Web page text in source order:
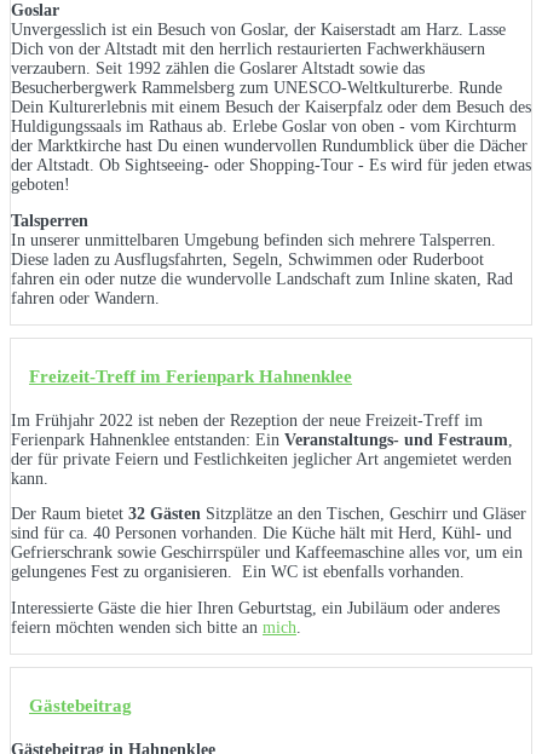
Goslar
Unvergesslich ist ein Besuch von Goslar, der Kaiserstadt am Harz. Lasse
Dich von der Altstadt mit den herrlich restaurierten Fachwerkhäusern
verzaubern. Seit 1992 zählen die Goslarer Altstadt sowie das
Besucherbergwerk Rammelsberg zum UNESCO-Weltkulturerbe. Runde
Dein Kulturerlebnis mit einem Besuch der Kaiserpfalz oder dem Besuch des
Huldigungssaals im Rathaus ab. Erlebe Goslar von oben - vom Kirchturm
der Marktkirche hast Du einen wundervollen Rundumblick über die Dächer
der Altstadt. Ob Sightseeing- oder Shopping-Tour - Es wird für jeden etwas
geboten!
Talsperren
In unserer unmittelbaren Umgebung befinden sich mehrere Talsperren.
Diese laden zu Ausflugsfahrten, Segeln, Schwimmen oder Ruderboot
fahren ein oder nutze die wundervolle Landschaft zum Inline skaten, Rad
fahren oder Wandern.
Freizeit-Treff im Ferienpark Hahnenklee
Im Frühjahr 2022 ist neben der Rezeption der neue Freizeit-Treff im
Ferienpark Hahnenklee entstanden: Ein Veranstaltungs- und Festraum
der für private Feiern und Festlichkeiten jeglicher Art angemietet werden
kann.
Der Raum bietet 32 Gästen Sitzplätze an den Tischen, Geschirr und Gläser
sind für ca. 40 Personen vorhanden. Die Küche hält mit Herd, Kühl- und
Gefrierschrank sowie Geschirrspüler und Kaffeemaschine alles vor, um ein
gelungenes Fest zu organisieren. Ein WC ist ebenfalls vorhanden.
Interessierte Gäste die hier Ihren Geburtstag, ein Jubiläum oder anderes
feiern möchten wenden sich bitte an mich
Gästebeitrag
Gästebeitrag in Hahnenklee